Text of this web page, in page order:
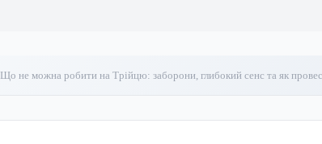
Що не можна робити на Трійцю: заборони, глибокий сенс та як